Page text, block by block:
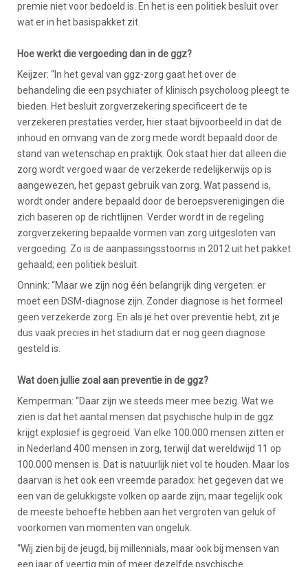
premie niet voor bedoeld is. En het is een politiek besluit over
wat er in het basispakket zit.
Hoe werkt die vergoeding dan in de ggz?
Keijzer: “In het geval van ggz-zorg gaat het over de
behandeling die een psychiater of klinisch psycholoog pleegt te
bieden. Het besluit zorgverzekering specificeert de te
verzekeren prestaties verder, hier staat bijvoorbeeld in dat de
inhoud en omvang van de zorg mede wordt bepaald door de
stand van wetenschap en praktijk. Ook staat hier dat alleen die
zorg wordt vergoed waar de verzekerde redelijkerwijs op is
aangewezen, het gepast gebruik van zorg. Wat passend is,
wordt onder andere bepaald door de beroepsverenigingen die
zich baseren op de richtlijnen. Verder wordt in de regeling
zorgverzekering bepaalde vormen van zorg uitgesloten van
vergoeding. Zo is de aanpassingsstoornis in 2012 uit het pakket
gehaald; een politiek besluit.
Onnink: “Maar we zijn nog één belangrijk ding vergeten: er
moet een DSM-diagnose zijn. Zonder diagnose is het formeel
geen verzekerde zorg. En als je het over preventie hebt, zit je
dus vaak precies in het stadium dat er nog geen diagnose
gesteld is.
Wat doen jullie zoal aan preventie in de ggz?
Kemperman: “Daar zijn we steeds meer mee bezig. Wat we
zien is dat het aantal mensen dat psychische hulp in de ggz
krijgt explosief is gegroeid. Van elke 100.000 mensen zitten er
in Nederland 400 mensen in zorg, terwijl dat wereldwijd 11 op
100.000 mensen is. Dat is natuurlijk niet vol te houden. Maar los
daarvan is het ook een vreemde paradox: het gegeven dat we
een van de gelukkigste volken op aarde zijn, maar tegelijk ook
de meeste behoefte hebben aan het vergroten van geluk of
voorkomen van momenten van ongeluk.
“Wij zien bij de jeugd, bij millennials, maar ook bij mensen van
een jaar of veertig min of meer dezelfde psychische